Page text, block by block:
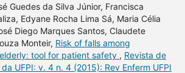
Guedes da Silva Júnior, Francisca
Edyane Rocha Lima Sá, Maria Célia
Diego Marques Santos, Claudete
Monteir, Risk of falls among
tool for patient safety , Revista de
UFPI: v. 4 n. 4 (2015): Rev Enferm UFPI